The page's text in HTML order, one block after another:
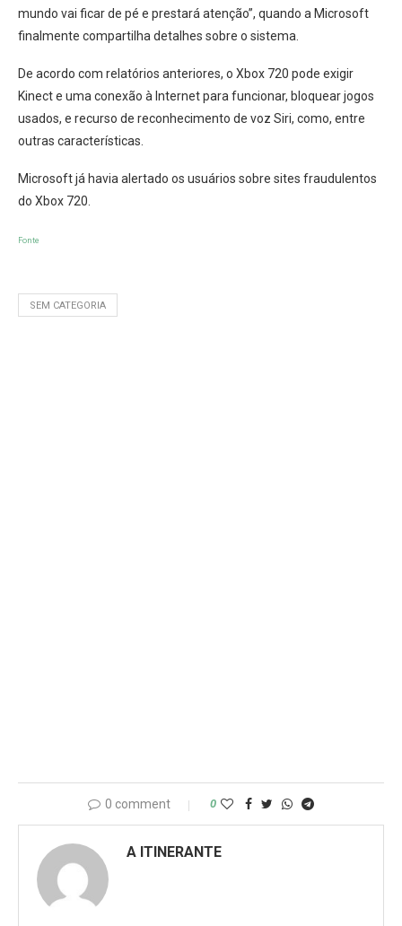
mundo vai ficar de pé e prestará atenção”, quando a Microsoft
finalmente compartilha detalhes sobre o sistema.
De acordo com relatórios anteriores, o Xbox 720 pode exigir
Kinect e uma conexão à Internet para funcionar, bloquear jogos
usados, e recurso de reconhecimento de voz Siri, como, entre
outras características.
Microsoft já havia alertado os usuários sobre sites fraudulentos
do Xbox 720.
Fonte
SEM CATEGORIA
0 comment 0
A ITINERANTE